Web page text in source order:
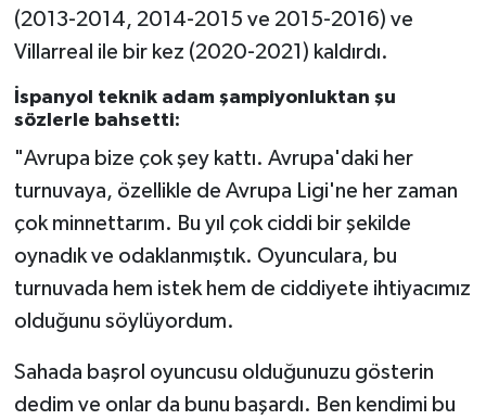
(2013-2014, 2014-2015 ve 2015-2016) ve
Villarreal ile bir kez (2020-2021) kaldırdı.
İspanyol teknik adam şampiyonluktan şu
sözlerle bahsetti:
"Avrupa bize çok şey kattı. Avrupa'daki her
turnuvaya, özellikle de Avrupa Ligi'ne her zaman
çok minnettarım. Bu yıl çok ciddi bir şekilde
oynadık ve odaklanmıştık. Oyunculara, bu
turnuvada hem istek hem de ciddiyete ihtiyacımız
olduğunu söylüyordum.
Sahada başrol oyuncusu olduğunuzu gösterin
dedim ve onlar da bunu başardı. Ben kendimi bu